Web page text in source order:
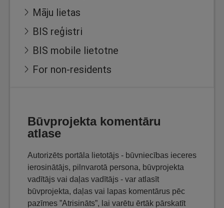
Māju lietas
BIS reģistri
BIS mobile lietotne
For non-residents
Būvprojekta komentāru
atlase
Autorizēts portāla lietotājs - būvniecības ieceres
ierosinātājs, pilnvarotā persona, būvprojekta
vadītājs vai daļas vadītājs - var atlasīt
būvprojekta, daļas vai lapas komentārus pēc
pazīmes ”Atrisināts”, lai varētu ērtāk pārskatīt